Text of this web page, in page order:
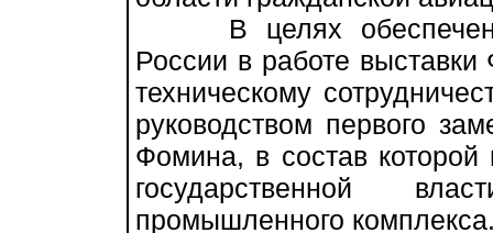
В целях обеспечения
России в работе
техническому
руководством первого
Фомина, в состав которой
государственной
промышленного